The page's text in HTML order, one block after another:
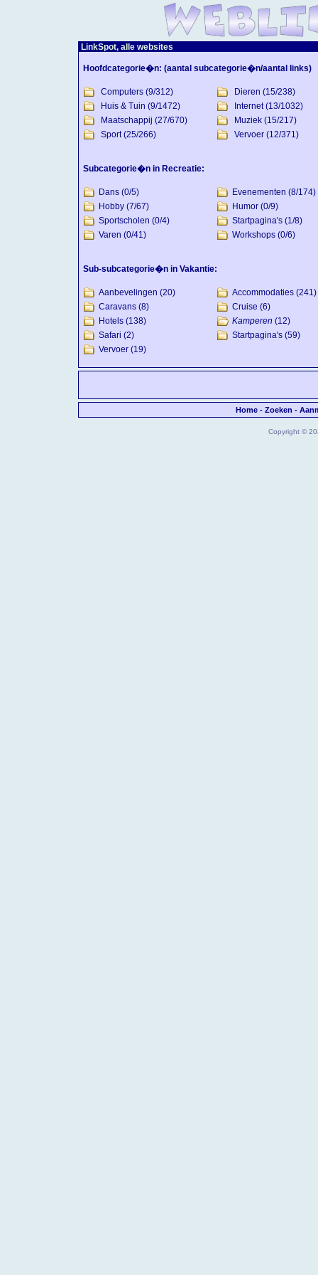
LinkSpot, alle websites
Hoofdcategorie�n: (aantal subcategorie�n/aantal links)
Computers (9/312) Dieren (15/238)
Huis & Tuin (9/1472) Internet(13/1032)
Maatschappij (27/670) Muziek (15/217)
Sport(25/266) Vervoer (12/371)
Subcategorie�n in Recreatie:
Dans (0/5) Evenementen (8/174)
Hobby (7/67) Humor (0/9)
Sportscholen (0/4) Startpagina's (1/8)
Varen (0/41) Workshops (0/6)
Sub-subcategorie�n in Vakantie:
Aanbevelingen (20) Accommodaties (241)
Caravans (8) Cruise (6)
Hotels (138) Kamperen (12)
Safari (2) Startpagina's (59)
Vervoer (19)
Home- Zoeken -
Copyright ©